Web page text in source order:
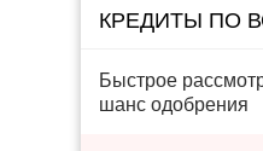
КРЕДИТЫ ПО
Быстрое
шанс одобрения